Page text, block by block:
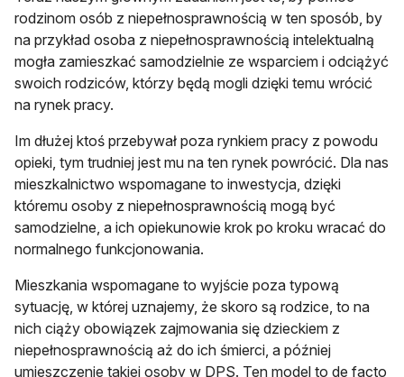
rodzinom osób z niepełnosprawnością w ten sposób, by
na przykład osoba z niepełnosprawnością intelektualną
mogła zamieszkać samodzielnie ze wsparciem i odciążyć
swoich rodziców, którzy będą mogli dzięki temu wrócić
na rynek pracy.
Im dłużej ktoś przebywał poza rynkiem pracy z powodu
opieki, tym trudniej jest mu na ten rynek powrócić. Dla nas
mieszkalnictwo wspomagane to inwestycja, dzięki
któremu osoby z niepełnosprawnością mogą być
samodzielne, a ich opiekunowie krok po kroku wracać do
normalnego funkcjonowania.
Mieszkania wspomagane to wyjście poza typową
sytuację, w której uznajemy, że skoro są rodzice, to na
nich ciąży obowiązek zajmowania się dzieckiem z
niepełnosprawnością aż do ich śmierci, a później
umieszczenie takiej osoby w DPS. Ten model to de facto